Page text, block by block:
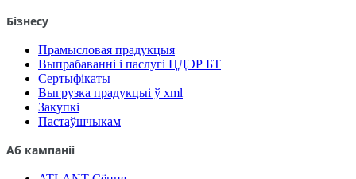
Бізнесу
Прамысловая прадукцыя
Выпрабаванні і паслугі ЦДЭР БТ
Сертыфікаты
Выгрузка прадукцыі ў xml
Закупкі
Пастаўшчыкам
Аб кампаніі